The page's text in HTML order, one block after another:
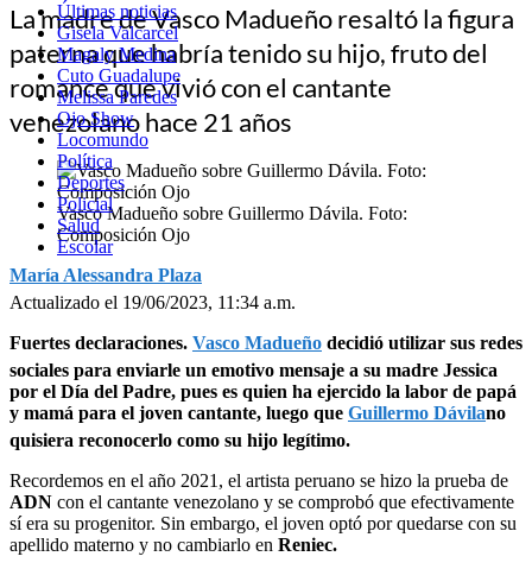
Últimas noticias
Gisela Valcarcel
Magaly Medina
Cuto Guadalupe
Melissa Paredes
Ojo Show
Locomundo
Política
Deportes
Policial
Salud
Escolar
La madre de Vasco Madueño resaltó la figura
paterna que habría tenido su hijo, fruto del
romance que vivió con el cantante
venezolano hace 21 años
Vasco Madueño sobre Guillermo Dávila. Foto:
Composición Ojo
María Alessandra Plaza
Actualizado el 19/06/2023, 11:34 a.m.
Fuertes declaraciones. Vasco Madueño decidió utilizar sus redes
sociales para enviarle un emotivo mensaje a su madre Jessica
por el Día del Padre, pues es quien ha ejercido la labor de papá
y mamá para el joven cantante, luego que Guillermo Dávilano
quisiera reconocerlo como su hijo legítimo.
Recordemos en el año 2021, el artista peruano se hizo la prueba de
ADN con el cantante venezolano y se comprobó que efectivamente
sí era su progenitor. Sin embargo, el joven optó por quedarse con su
apellido materno y no cambiarlo en Reniec.